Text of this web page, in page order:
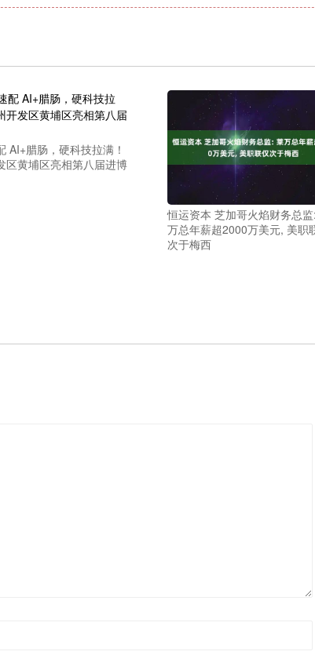
AI+腊肠，硬科技拉满！
区黄埔区亮相第八届进博
恒运资本 芝加哥火焰财务总
万总年薪超2000万美元, 美职
次于梅西